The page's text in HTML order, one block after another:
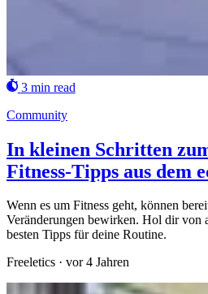
3 min read
Community
In kleinen Schritten
Fitness-Tipps aus dem
Wenn es um Fitness geht, können
Veränderungen bewirken. Hol dir von
besten Tipps für deine Routine.
Freeletics · vor 4 Jahren